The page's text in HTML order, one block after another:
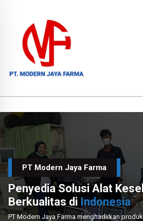
content
PT Modern Jaya Farma
Penyedia Solusi Alat
Berkualitas di Indonesia